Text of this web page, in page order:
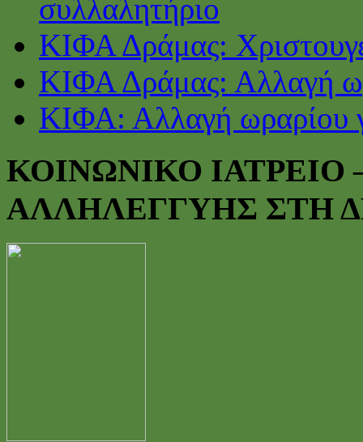
συλλαλητήριο
ΚΙΦΑ Δράμας:
ΚΙΦΑ Δράμας: Αλλαγή
ΚΙΦΑ: Αλλαγή ωραρίου
ΚΟΙΝΩΝΙΚΟ
ΑΛΛΗΛΕΓΓΥΗΣ ΣΤΗ